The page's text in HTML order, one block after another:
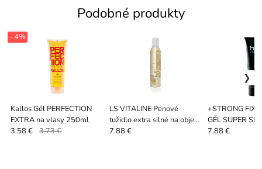
Podobné produkty
Kallos Gél PERFECTION
EXTRA na vlasy 250ml
- 4%
3.58 € 3.73 €
LS VITALINE Penové
tužidlo extra silné na objem
300ml
7.88 €
+STRONG
GÉL SUPER
SPEVNENIA S
7.88 €